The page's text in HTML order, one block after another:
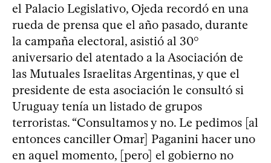
el Palacio Legislativo, Ojeda recordó en una
rueda de prensa que el año pasado, durante
la campaña electoral, asistió al 30°
aniversario del atentado a la Asociación de
las Mutuales Israelitas Argentinas, y que el
presidente de esta asociación le consultó si
Uruguay tenía un listado de grupos
terroristas. “Consultamos y no. Le pedimos [al
entonces canciller Omar] Paganini hacer uno
en aquel momento, [pero] el gobierno no